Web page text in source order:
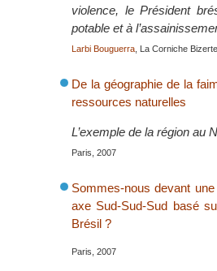
violence, le Président
potable et à
Larbi Bouguerra , La Corniche
De la géographie de la
ressources naturelles
L’exemple de la région au
Paris, 2007
Sommes-nous devant une
axe Sud-Sud-Sud basé
Brésil ?
Paris, 2007